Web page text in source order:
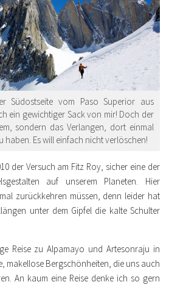
Südostseite vom Paso Superior aus
ein gewichtiger Sack von mir! Doch der
sondern das Verlangen, dort einmal
haben. Es will einfach nicht verlöschen!
der Versuch am Fitz Roy, sicher eine der
auf unserem Planeten. Hier
zurückkehren müssen, denn leider hat
unter dem Gipfel die kalte Schulter
Reise zu Alpamayo und Artesonraju in
makellose Bergschönheiten, die uns auch
An kaum eine Reise denke ich so gern